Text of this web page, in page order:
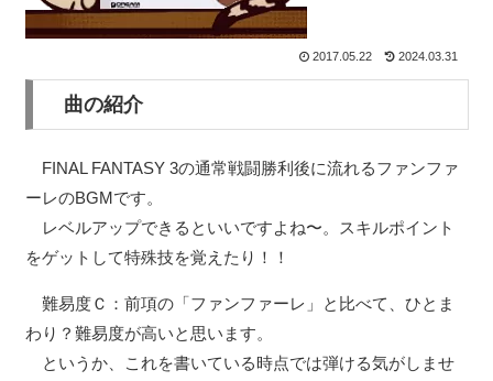
2017.05.22 2024.03.31
曲の紹介
FINAL FANTASY 3の通常戦闘勝利後に流れるファンファ
ーレのBGMです。
レベルアップできるといいですよね〜。スキルポイント
をゲットして特殊技を覚えたり！！
難易度Ｃ：前項の「ファンファーレ」と比べて、ひとま
わり？難易度が高いと思います。
というか、これを書いている時点では弾ける気がしませ